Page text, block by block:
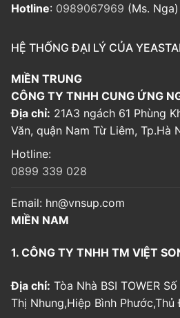
Hotline: 0989067969 (Ms. Nga)
HỆ THỐNG ĐẠI LÝ CỦA
MIỀN TRUNG
CÔNG TY TNHH CUNG ỨNG
Địa chỉ: 21A3 ngách 61 Phùng
Văn, quận Nam Từ Liêm, Tp.Hà
Hotline:
0899 339 028
Email: hn@vnsup.com
MIỀN NAM
1. CÔNG TY TNHH TM VIỆT
Địa chỉ: Tòa Nhà BSI TOWER
Thị Nhung,Hiệp Bình